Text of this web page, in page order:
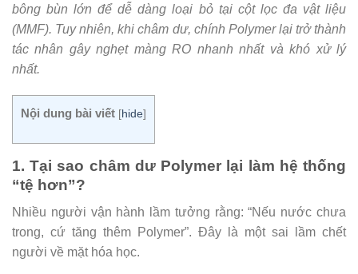
bông bùn lớn để dễ dàng loại bỏ tại cột lọc đa vật liệu
(MMF). Tuy nhiên, khi châm dư, chính Polymer lại trở thành
tác nhân gây nghẹt màng RO nhanh nhất và khó xử lý
nhất.
Nội dung bài viết [hide]
1. Tại sao châm dư Polymer lại làm hệ thống
“tệ hơn”?
Nhiều người vận hành lầm tưởng rằng: “Nếu nước chưa
trong, cứ tăng thêm Polymer”. Đây là một sai lầm chết
người về mặt hóa học.